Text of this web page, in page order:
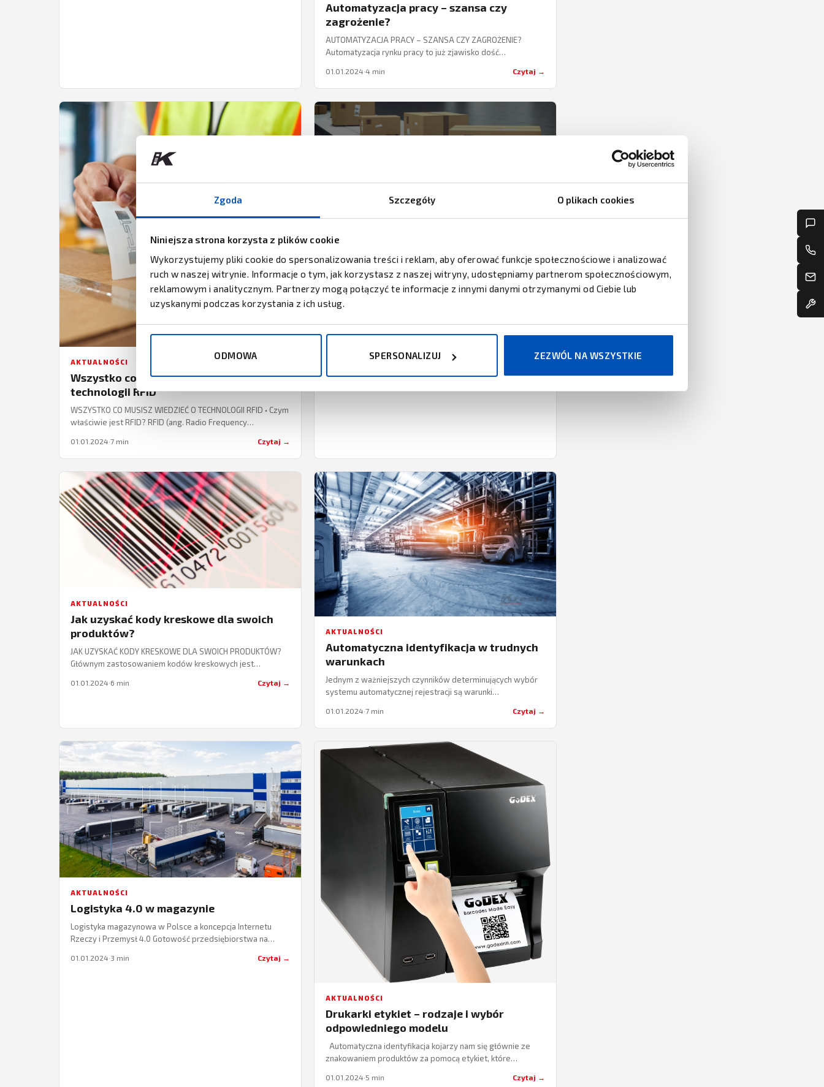
Zgoda Szczegóły O plikach cookies
Niniejsza strona korzysta z plików cookie
Wykorzystujemy pliki cookie do spersonalizowania treści i reklam, aby oferować funkcje społecznościowe i analizować
ruch w naszej witrynie. Informacje o tym, jak korzystasz z naszej witryny, udostępniamy partnerom społecznościowym,
reklamowym i analitycznym. Partnerzy mogą połączyć te informacje z innymi danymi otrzymanymi od Ciebie lub
uzyskanymi podczas korzystania z ich usług.
ODMOWA SPERSONALIZUJ ZEZWÓL NA WSZYSTKIE
Automatyzacja pracy – szansa czy
zagrożenie?
AUTOMATYZACJA PRACY – SZANSA CZY ZAGROŻENIE?
Automatyzacja rynku pracy to już zjawisko dość
nowych technologii…
01.01.2024·4 min Czytaj →
AKTUALNOŚCI
Wszystko co musisz wiedzieć o
technologii RFID
WSZYSTKO CO MUSISZ WIEDZIEĆ O TECHNOLOGII RFID • Czym
właściwie jest RFID? RFID (ang. Radio Frequency
01.01.2024·7 min Czytaj →
Systemy do zarządzania etykietami
SYSTEMY DO ZARZĄDZANIA ETYKIETAMI Możliwość
identyfikacji materiałów i towarów jest kluczowa na
poszczególnych etapach łańcucha dostaw, a tym samym
jest podstawą wielu…
AKTUALNOŚCI
Jak uzyskać kody kreskowe dla swoich
produktów?
JAK UZYSKAĆ KODY KRESKOWE DLA SWOICH PRODUKTÓW?
Głównym zastosowaniem kodów kreskowych jest
umożliwiać automatyczny odczyt informacji, a…
01.01.2024·6 min Czytaj →
AKTUALNOŚCI
Automatyczna identyfikacja w trudnych
warunkach
Jednym z ważniejszych czynników determinujących wybór
systemu automatycznej rejestracji są warunki
Przyjrzyjmy się zatem bliżej tematowi…
01.01.2024·7 min Czytaj →
AKTUALNOŚCI
Logistyka 4.0 w magazynie
Logistyka magazynowa w Polsce a koncepcja Internetu
Rzeczy i Przemysł 4.0 Gotowość przedsiębiorstwa na
01.01.2024·3 min Czytaj →
AKTUALNOŚCI
Drukarki etykiet – rodzaje i wybór
odpowiedniego modelu
Automatyczna identyfikacja kojarzy nam się głównie ze
znakowaniem produktów za pomocą etykiet, które
Wyróżniamy jednak…
01.01.2024·5 min Czytaj →